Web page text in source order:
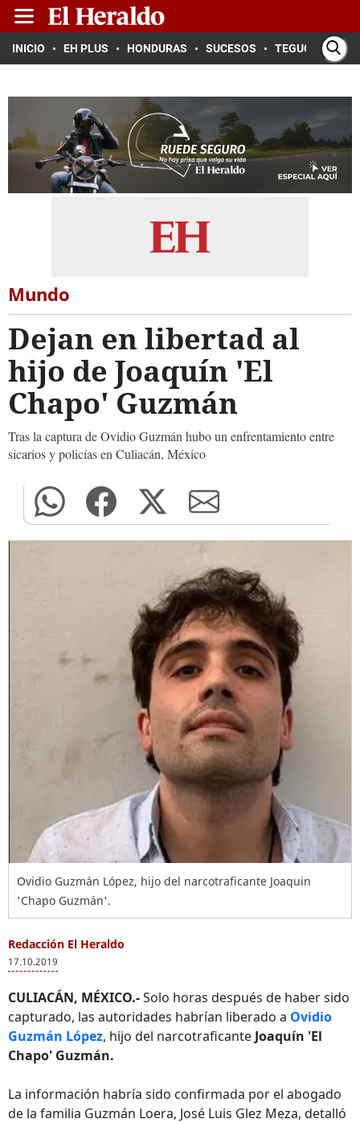
INICIO EH PLUS HONDURAS SUCESOS TEGUCIGALPA
Mundo
Dejan en libertad al
hijo de Joaquín 'El
Chapo' Guzmán
Tras la captura de Ovidio Guzmán hubo un enfrentamiento entre
sicarios y policías en Culiacán, México
Ovidio Guzmán López, hijo del narcotraficante Joaquin
'Chapo Guzmán'.
Redacción El Heraldo
17.10.2019
CULIACÁN, MÉXICO.-Solo horas después de haber sido
capturado, las autoridades habrían liberado a Ovidio
Guzmán López, hijo del narcotraficante Joaquín 'El
Chapo' Guzmán.
La información habría sido confirmada por el abogado
de la familia Guzmán Loera, José Luis Glez Meza, detalló